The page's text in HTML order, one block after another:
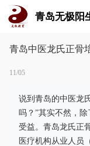
青岛无极阳
青岛中医龙氏正骨
11/05
说到青岛的中医龙
吗？”其实不然，
受益。青岛龙氏正
医疗机构从业人员